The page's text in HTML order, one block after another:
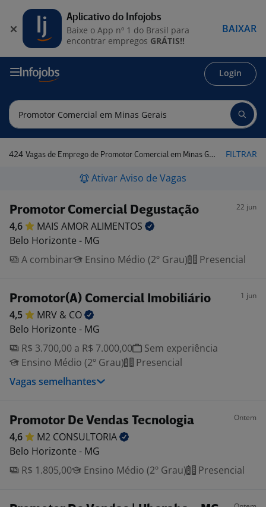
Login
424 Vagas de Emprego de Promotor Comercial em Minas Gerais FILTRAR
Ativar Aviso de Vagas
Promotor Comercial Degustação 22 jun
4,6 MAIS AMORALIMENTOS
Belo Horizonte - MG
A combinar
Ensino Médio (2º Grau) Presencial
Promotor(A) Comercial Imobiliário 1 jun
4,5 MRV & CO
Belo Horizonte - MG
R$ 3.700,00 a R$ 7.000,00
Sem experiência
Ensino Médio (2º Grau)
Presencial
Vagas semelhantes
Promotor De Vendas Tecnologia Ontem
4,6 M2 CONSULTORIA
Belo Horizonte - MG
R$ 1.805,00
Ensino Médio (2º Grau) Presencial
Aplicativo do Infojobs
Baixe o App nº 1 do Brasil para
encontrar empregos GRÁTIS!!
BAIXAR